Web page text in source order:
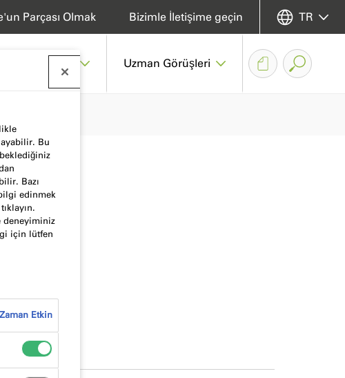
Uzman Görüşleri
Parçası Olmak Bizimle İletişime geçin TR
Bu
Bazı
edinmek
deneyiminiz
için lütfen
Etkin